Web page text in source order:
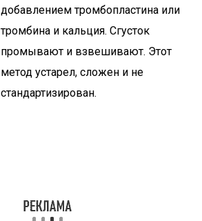
добавлением тромбопластина или
тромбина и кальция. Сгусток
промывают и взвешивают. Этот
метод устарел, сложен и не
стандартизирован.